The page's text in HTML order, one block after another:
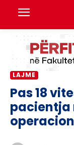
LAJME
Pas 18
pacientja